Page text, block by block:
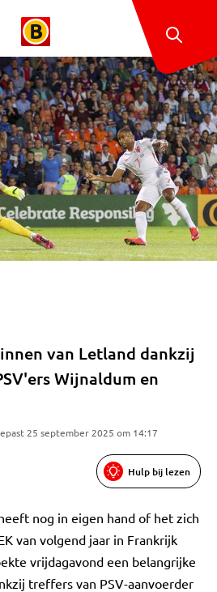
van Letland dankzij
Wijnaldum en
25 september 2025 om 14:17
Hulp bij lezen
nog in eigen hand of het zich
van volgend jaar in Frankrijk
vrijdagavond een belangrijke
treffers van PSV-aanvoerder